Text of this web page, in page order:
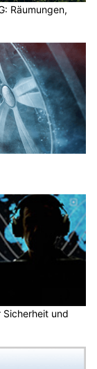
Räumungen,
Sicherheit und